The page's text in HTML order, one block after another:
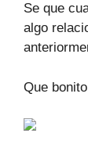
Se que
algo
Que